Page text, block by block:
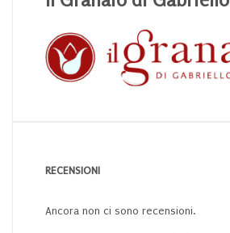
RECENSIONI
Ancora non ci sono recensioni.